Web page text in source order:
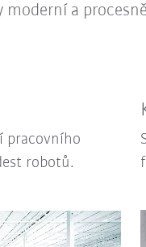
a
pracovního
robotů.